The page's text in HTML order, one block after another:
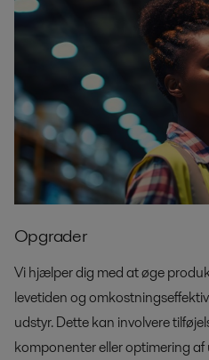
Opgrader
Vi hjælper dig med at øge
levetiden og
udstyr. Dette kan involvere
komponenter eller optimering